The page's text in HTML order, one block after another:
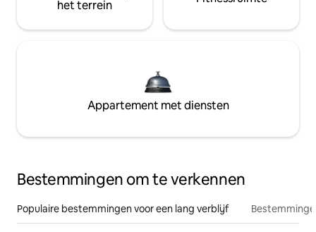
het terrein
Appartement met diensten
Bestemmingen om te verkennen
Populaire bestemmingen voor een lang verblijf